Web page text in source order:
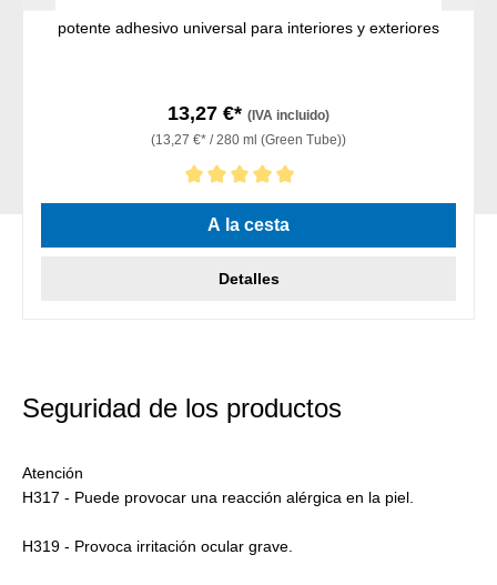
potente adhesivo universal para interiores y exteriores
13,27 €* (IVA incluido)
(13,27 €* / 280 ml (Green Tube))
Calificación promedio de 5 de 5 estrellas
A la cesta
Detalles
Seguridad de los productos
Atención
H317 - Puede provocar una reacción alérgica en la piel.
H319 - Provoca irritación ocular grave.